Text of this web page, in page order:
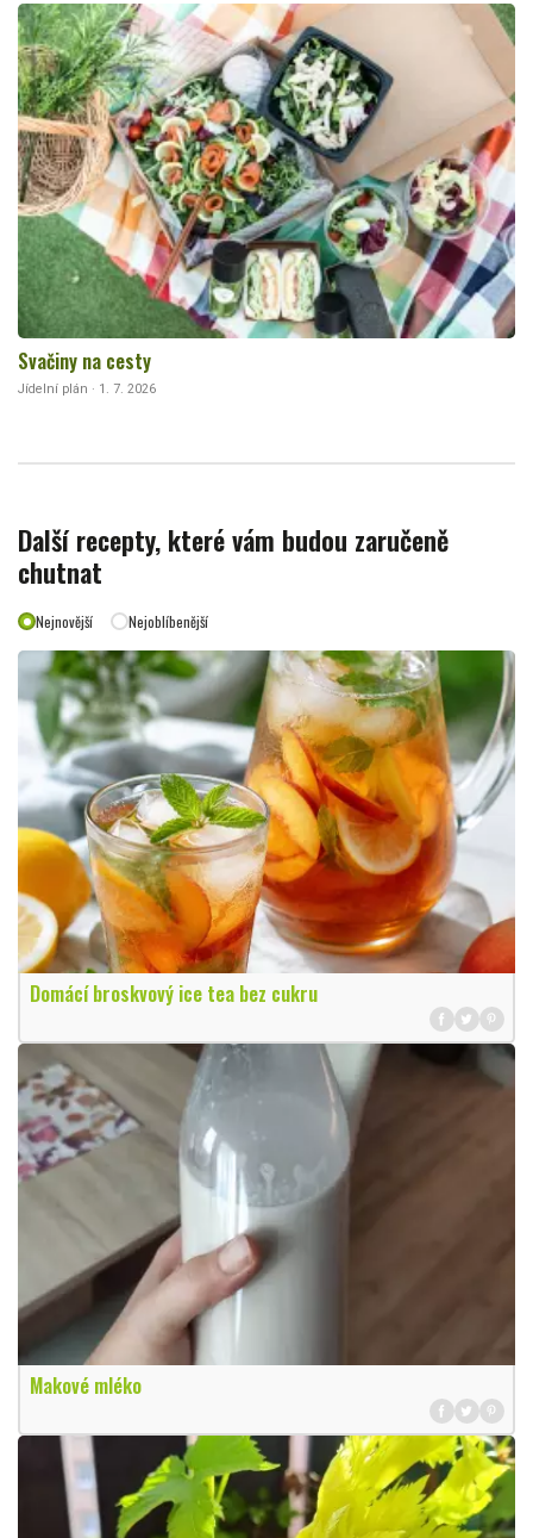
Svačiny na cesty
Jídelní plán · 1. 7. 2026
Další recepty, které vám budou zaručeně
chutnat
Nejnovější Nejoblíbenější
Domácí broskvový ice tea bez cukru
Makové mléko